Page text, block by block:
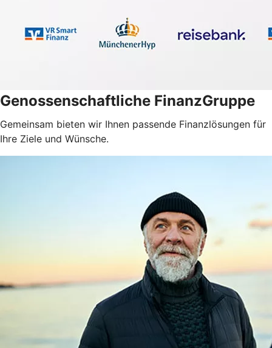
Genossenschaftliche FinanzGruppe
Gemeinsam bieten wir Ihnen passende Finanzlösungen für
Ihre Ziele und Wünsche.